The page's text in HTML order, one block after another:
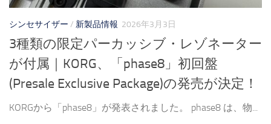
シンセサイザー / 新製品情報 2026年3月3日
3種類の限定パーカッシブ・レゾネーター
が付属｜KORG、「phase8」初回盤
(Presale Exclusive Package)の発売が決定！
KORGから「phase8」が発表されました。 phase8 は、物...